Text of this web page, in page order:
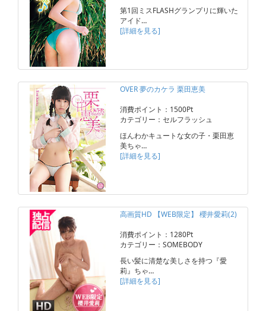
第1回ミスFLASHグランプリに輝いた
アイド…
[詳細を見る]
OVER 夢のカケラ 栗田恵美
消費ポイント：1500Pt
カテゴリー：セルフラッシュ
ほんわかキュートな女の子・栗田恵
美ちゃ…
[詳細を見る]
高画質HD 【WEB限定】 櫻井愛莉(2)
消費ポイント：1280Pt
カテゴリー：SOMEBODY
長い髪に清楚な美しさを持つ『愛
莉』ちゃ…
[詳細を見る]